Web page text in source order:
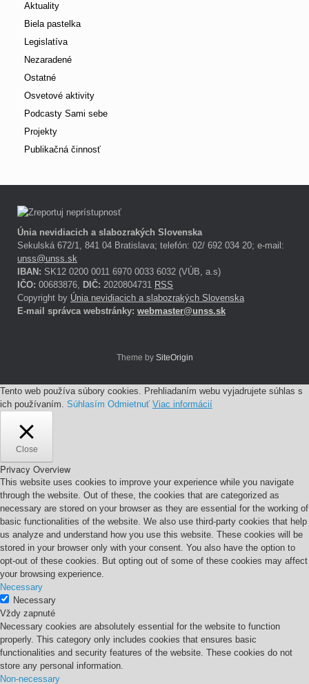
Aktuality
Biela pastelka
Legislatíva
Nezaradené
Ostatné
Osvetové aktivity
Podcasty Sami sebe
Projekty
Publikačná činnosť
Únia nevidiacich a slabozrakých Slovenska
Sekulská 672/1, 841 04 Bratislava; telefón: 02/ 692 034 20; e-mail:
unss@unss.sk
IBAN: SK12 0200 0011 6970 0033 6032 (VÚB, a.s)
IČO: 00683876, DIČ: 2020804731 RSS
Copyright by Únia nevidiacich a slabozrakých Slovenska
E-mail správca webstránky: webmaster@unss.sk
Theme by SiteOrigin
Tento web používa súbory cookies. Prehliadaním webu vyjadrujete súhlas s
ich používaním. Súhlasím Odmietnuť Viac informácií
Close
Privacy Overview
This website uses cookies to improve your experience while you navigate
through the website. Out of these, the cookies that are categorized as
necessary are stored on your browser as they are essential for the working of
basic functionalities of the website. We also use third-party cookies that help
us analyze and understand how you use this website. These cookies will be
stored in your browser only with your consent. You also have the option to
opt-out of these cookies. But opting out of some of these cookies may affect
your browsing experience.
Necessary
Necessary
Vždy zapnuté
Necessary cookies are absolutely essential for the website to function
properly. This category only includes cookies that ensures basic
functionalities and security features of the website. These cookies do not
store any personal information.
Non-necessary